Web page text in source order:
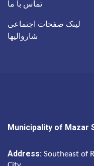
تماس با ما
لینک صفحات اجتماعی
شاروالیها
Municipality of Mazar
Address: Southeast of